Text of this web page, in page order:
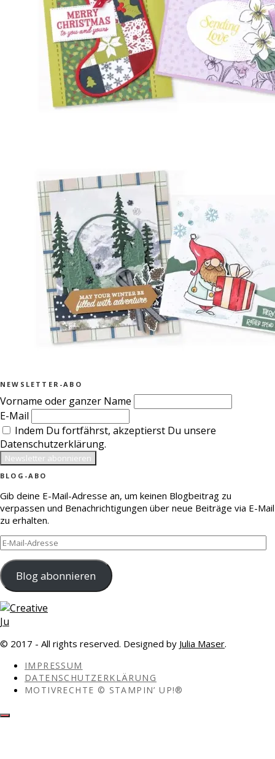
NEWSLETTER-ABO
Vorname oder ganzer Name
E-Mail
Indem Du fortfährst, akzeptierst Du unsere
Datenschutzerklärung.
BLOG-ABO
Gib deine E-Mail-Adresse an, um keinen Blogbeitrag zu
verpassen und Benachrichtigungen über neue Beiträge via E-Mail
zu erhalten.
E-
Mail-
Adresse
Blog abonnieren
© 2017 - All rights reserved. Designed by Julia Maser.
IMPRESSUM
DATENSCHUTZERKLÄRUNG
MOTIVRECHTE © STAMPIN’ UP!®